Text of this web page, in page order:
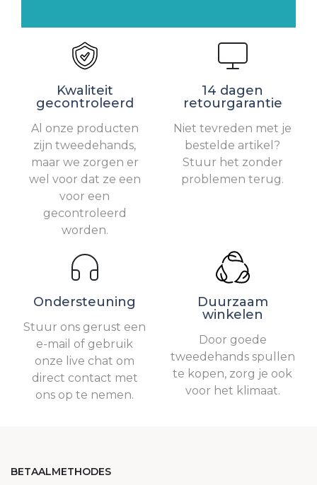
Kwaliteit
gecontroleerd
Al onze producten
zijn tweedehands,
maar we zorgen er
wel voor dat ze een
voor een
gecontroleerd
worden.
14 dagen
retourgarantie
Niet tevreden met je
bestelde artikel?
Stuur het zonder
problemen terug.
Ondersteuning
Stuur ons gerust een
e-mail of gebruik
onze live chat om
direct contact met
ons op te nemen.
Duurzaam
winkelen
Door goede
tweedehands spullen
te kopen, zorg je ook
voor het klimaat.
BETAALMETHODES